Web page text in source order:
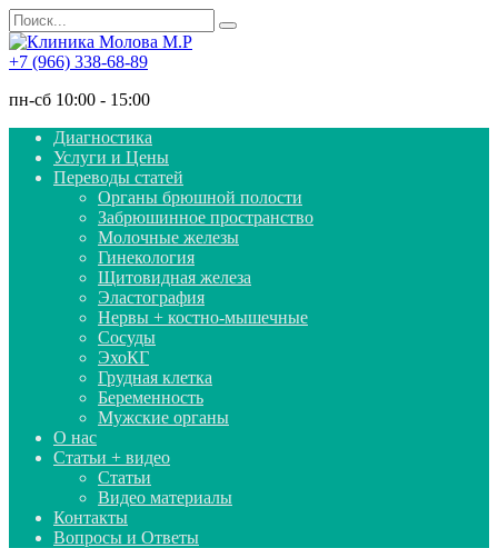
Перейти
к
содержанию
Search
for:
+7 (966) 338-68-89
пн-сб 10:00 - 15:00
Диагностика
Услуги и Цены
Переводы статей
Органы брюшной полости
Забрюшинное пространство
Молочные железы
Гинекология
Щитовидная железа
Эластография
Нервы + костно-мышечные
Сосуды
ЭхоКГ
Грудная клетка
Беременность
Мужские органы
О нас
Статьи + видео
Статьи
Видео материалы
Контакты
Вопросы и Ответы